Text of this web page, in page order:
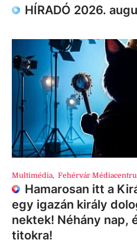
HÍRADÓ 2026.
Multimédia, Fehérvár
Hamarosan itt a
egy igazán király
nektek! Néhány nap,
titokra!